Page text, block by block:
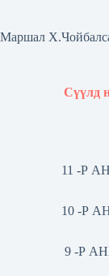
Маршал
Сүүлд
11 -Р
10 -Р
9 -Р